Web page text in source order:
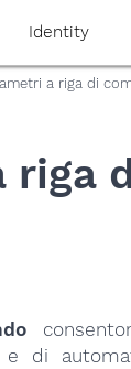
Identity
a riga di
riga
e di